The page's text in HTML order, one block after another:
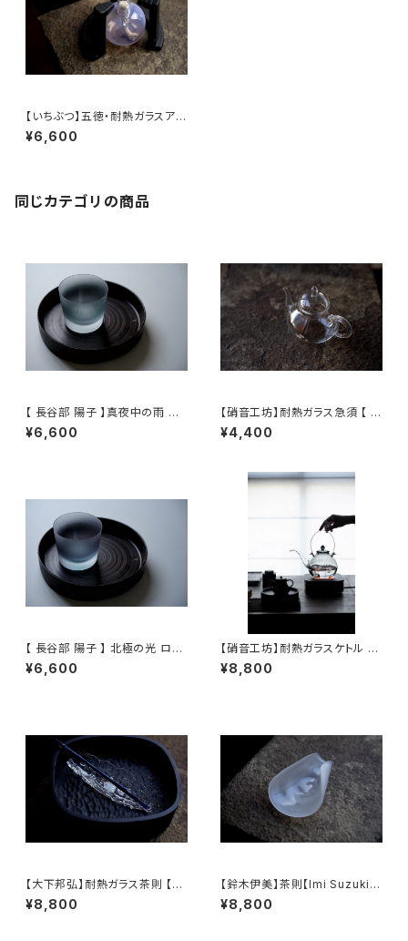
【いちぶつ】五徳・耐熱ガラスアル
コールランプ 一式 /【 ichibutu
】Trivet & Heat-resistant Gl
¥6,600
同じカテゴリの商品
【 長谷部 陽子 】真夜中の雨 ロ
ックグラス / 【 Yoko Hasebe
】Whisky Tumbler
¥6,600
【硝音工坊】耐熱ガラス急須 【 S
hione Studio】Borosilicate
glass teapot
¥4,400
【 長谷部 陽子 】 北極の光 ロッ
クグラス / 【 Yoko Hasebe 】
Whisky Tumbler
¥6,600
【硝音工坊】耐熱ガラスケトル 【
Shione Studio】Heat-resist
ant Glass Kettle
¥8,800
【大下邦弘】耐熱ガラス茶則 【O
shitaKunihiro】Tea Scoop
¥8,800
【鈴木伊美】茶則【Imi Suzuki】
Tea Scoop
¥8,800